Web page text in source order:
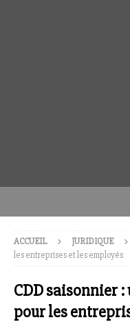
ACCUEIL JURIDIQUE
les entreprises et les employés
CDD saisonnier
pour les